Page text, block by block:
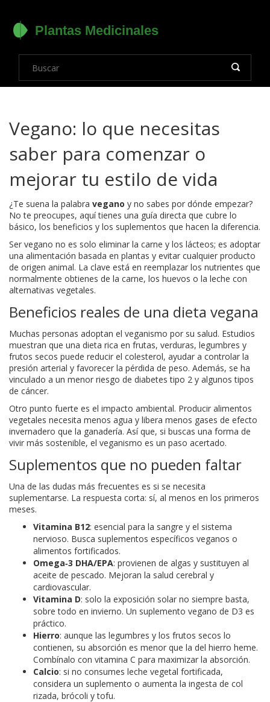
Vegano: lo que necesitas
saber para comenzar o
mejorar tu estilo de vida
¿Te suena la palabra vegano y no sabes por dónde empezar?
No te preocupes, aquí tienes una guía directa que cubre lo
básico, los beneficios y los suplementos que hacen la diferencia.
Ser vegano no es solo eliminar la carne y los lácteos; es adoptar
una alimentación basada en plantas y evitar cualquier producto
de origen animal. La clave está en reemplazar los nutrientes que
normalmente obtienes de la carne, los huevos o la leche con
alternativas vegetales.
Beneficios reales de una dieta vegana
Muchas personas adoptan el veganismo por su salud. Estudios
muestran que una dieta rica en frutas, verduras, legumbres y
frutos secos puede reducir el colesterol, ayudar a controlar la
presión arterial y favorecer la pérdida de peso. Además, se ha
vinculado a un menor riesgo de diabetes tipo 2 y algunos tipos
de cáncer.
Otro punto fuerte es el impacto ambiental. Producir alimentos
vegetales necesita menos agua y libera menos gases de efecto
invernadero que la ganadería. Así que, si buscas una forma de
vivir más sostenible, el veganismo es un paso acertado.
Suplementos que no pueden faltar
Una de las dudas más frecuentes es si se necesita
suplementarse. La respuesta corta: sí, al menos en los primeros
meses.
Vitamina B12: esencial para la sangre y el sistema
nervioso. Busca suplementos específicos veganos o
alimentos fortificados.
Omega‑3 DHA/EPA: provienen de algas y sustituyen al
aceite de pescado. Mejoran la salud cerebral y
cardiovascular.
Vitamina D: solo la exposición solar no siempre basta,
sobre todo en invierno. Un suplemento vegano de D3 es
práctico.
Hierro: aunque las legumbres y los frutos secos lo
contienen, su absorción es menor que la del hierro heme.
Combínalo con vitamina C para maximizar la absorción.
Calcio: si no consumes leche vegetal fortificada,
considera un suplemento o aumenta la ingesta de col
rizada, brócoli y tofu.